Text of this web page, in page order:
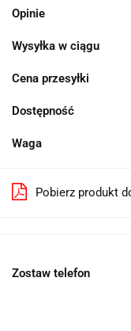
Opinie
Wysyłka w ciągu
Cena przesyłki
Dostępność
Waga
Pobierz produkt
Zostaw telefon